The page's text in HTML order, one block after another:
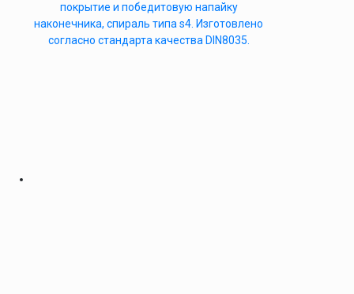
покрытие и победитовую напайку
наконечника, спираль типа s4. Изготовлено
согласно стандарта качества DIN8035.